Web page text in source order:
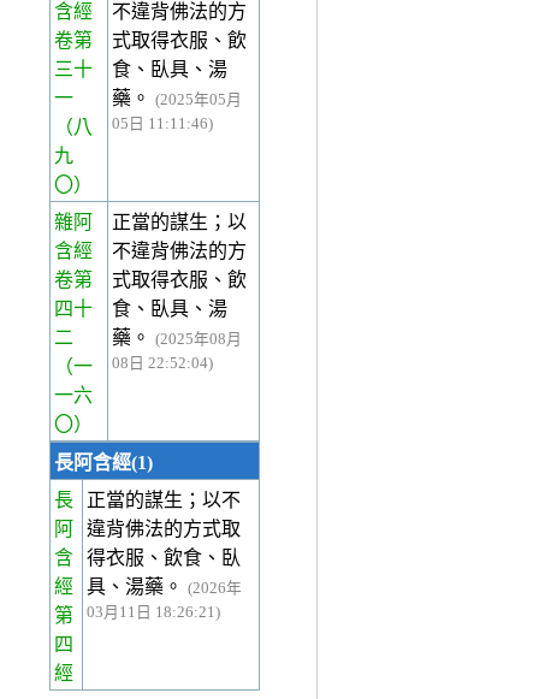
含經
卷第
三十
一
（八
九
〇）
不違背佛法的方
式取得衣服、飲
食、臥具、湯
藥。
(2025年05月
05日 11:11:46)
雜阿
含經
卷第
四十
二
（一
一六
〇）
正當的謀生；以
不違背佛法的方
式取得衣服、飲
食、臥具、湯
藥。
(2025年08月
08日 22:52:04)
長阿含經(1)
長
阿
含
經
第
四
經
正當的謀生；以不
違背佛法的方式取
得衣服、飲食、臥
具、湯藥。
(2026年
03月11日 18:26:21)